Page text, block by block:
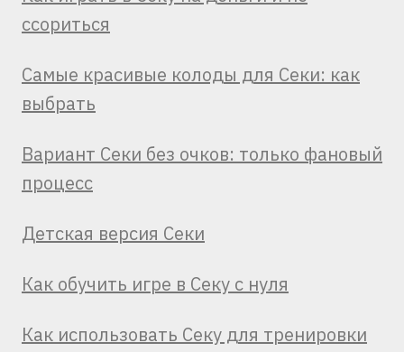
ссориться
Самые красивые колоды для Секи: как
выбрать
Вариант Секи без очков: только фановый
процесс
Детская версия Секи
Как обучить игре в Секу с нуля
Как использовать Секу для тренировки